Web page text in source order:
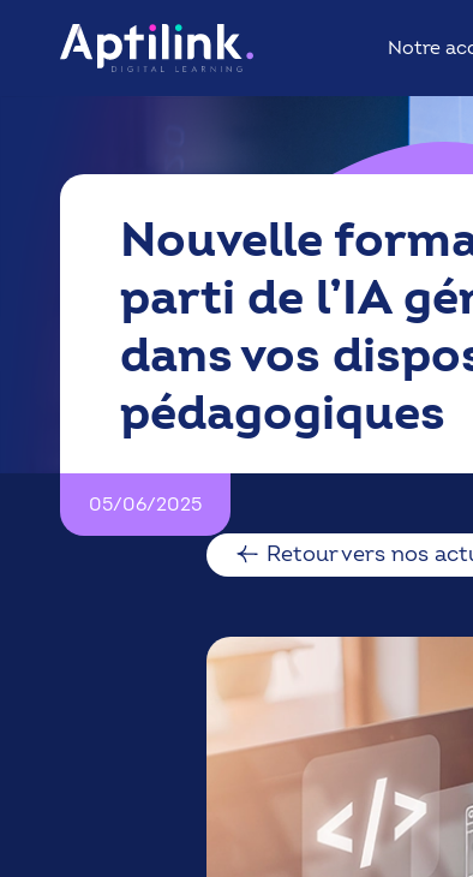
contenu
Notre
Nouvelle
parti de l’IA
dans vos
pédagogiques
05/06/2025
Retour vers nos